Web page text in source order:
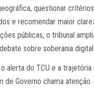
questionar
e recomendar maior
públicas, o tribunal
sobre soberania
alerta do TCU e a
de Governo chama atenção.